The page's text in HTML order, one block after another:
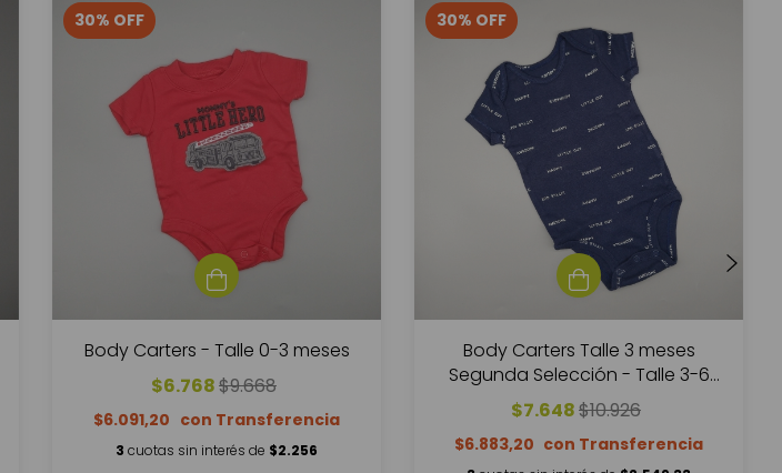
30% OFF
Body Carters - Talle 0-3 meses
$6.768$9.668
$6.091,20
3 cuotas sin interés de $2.256
30% OFF
Body Carters Talle 3 meses
Segunda Selección - Talle 3-6
meses - SEGUNDA SELECCIÓN
$7.648$10.926
$6.883,20